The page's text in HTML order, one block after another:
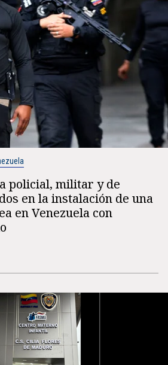
policial, militar y de
en la instalación de una
en Venezuela con